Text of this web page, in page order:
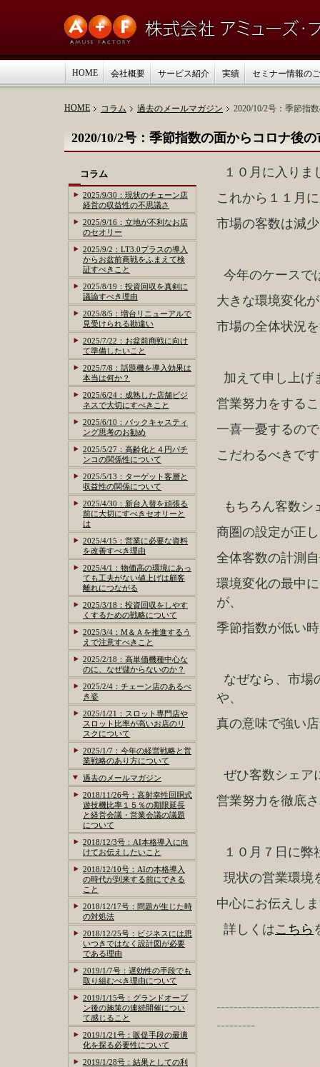
HOME 会社概要 サービス紹介 実績 セミナー情報の
HOME コラム 過去のメールマガジン 2020/10/2号：季節指
2020/10/2号：季節指数の面からコロナ後
１０月に入りま
これから１１月
市場の客数は減
今年のケースで
大きな環境変化
市場の全体状況
加えて申し上げ
営業努力をする
一喜一憂するの
こだわるべきで
もちろん客数シ
商圏の設定が正
全体客数の計測
環境変化の最中
が、
季節指数が低い
なぜなら、市場
や、
真の意味で強い
ぜひ客数シェア
営業努力を徹底
１０月７日に弊
現状の営業環境
中心にお伝えし
詳しくはこちら
---------
コラム
2025/9/30：現状のチェーン店
経営の収益性の不思議さ
2025/9/16：立地が不利なお店
のセオリー
2025/9/2：LT3.0プラスの導入
からお盆前商戦をふまえて検
証すべきこと
2025/8/19：投資回収を真剣に
議論すべき理由
2025/8/5：増台リニューアルで
見受けられる勘違い
2025/7/22：お盆前商戦に向け
て準備したいこと
2025/7/8：話題機を導入効果は
本当は何か？
2025/6/24：成熟した店舗ビジ
ネスで大切にすべきこと
2025/6/10：バックキャスティ
ング思考のお勧め
2025/5/27：高齢化と４円パチ
ンコの関係性について
2025/5/13：ターゲット客層と
収益性の関係について
2025/4/30：新台入替を頑張る
前に大切にすべきセオリーと
は
2025/4/15：営業に必要な資料
を改善すべき理由
2025/4/1：物価高の環境にあっ
ても工夫がない値上げは顧客
離れにつながる
2025/3/18：投資回収をしやす
くするための戦略について
2025/3/4：M＆Ａを推進するう
えで注意すべきこと
2025/2/18：高単価機種中心な
のに、なぜ儲からないのか？
2025/2/4：チェーン店のあるべ
き姿
2025/1/21：スロット専門店や
スロット比率が高いお店のリ
スクについて
2025/1/7：今年の経営戦略と営
業戦略のあり方について
過去のメールマガジン
2018/11/26号：高射幸性回胴式
遊技機比率１５％の期限延長
と経営会議・営業会議の議題
について
2018/12/3号：AI本格導入に向
けてお伝えしたいこと
2018/12/10号：AIの本格導入
の時代が到来する前にできる
こと
2018/12/17号：問題が生じた時
の対処法
2018/12/25号：ビジネスには思
いつきではなく設計図が必要
である理由
2019/1/7号：遅効性の手段でも
取り組むべき理由について
2019/1/15号：グランドオープ
ン後の施策の連続開催につい
て感じること
2019/1/21号：販促手段の最適
化を探る必要性について
2019/1/28号：結果としての利